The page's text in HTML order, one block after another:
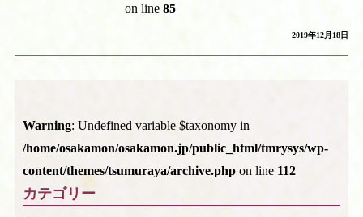
on line85
2019年12月18日
Warning: Undefined variable $taxonomy in
/home/osakamon/osakamon.jp/public_html/tmrysys/wp-
content/themes/tsumuraya/archive.php on line 112
カテゴリー